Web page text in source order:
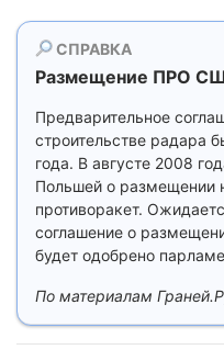
СПРАВКА
Размещение ПРО
Предварительное
строительстве радара
года. В августе 2008
Польшей о размещении
противоракет.
соглашение о
будет одобрено
По материалам